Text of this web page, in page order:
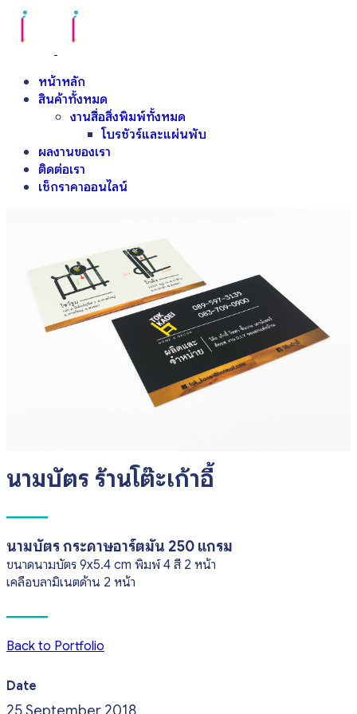
หน้าหลัก
สินค้าทั้งหมด
งานสื่อสิ่งพิมพ์ทั้งหมด
โบรชัวร์และแผ่นพับ
ผลงานของเรา
ติดต่อเรา
เช็กราคาออนไลน์
นามบัตร ร้านโต๊ะเก้าอี้
นามบัตร กระดาษอาร์ตมัน 250 แกรม
ขนาดนามบัตร 9x5.4 cm พิมพ์ 4 สี 2 หน้า
เคลือบลามิเนตด้าน 2 หน้า
Back to Portfolio
Date